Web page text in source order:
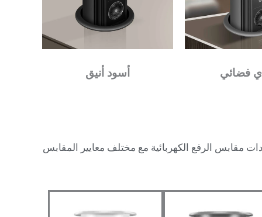
فضائي أسود أنيق
مقابس الرفع الكهربائية مع مختلف معايير المقابس